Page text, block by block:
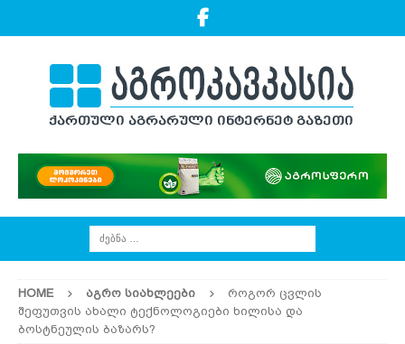
HOME ᲐᲒᲠᲝ ᲡᲘᲐᲮᲚᲔᲔᲑᲘ
როგორ ცვლის
შეფუთვის ახალი ტექნოლოგიები ხილისა და
ბოსტნეულის ბაზარს?